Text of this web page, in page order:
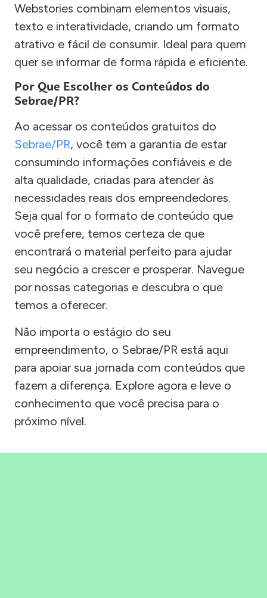
Webstories combinam elementos visuais,
texto e interatividade, criando um formato
atrativo e fácil de consumir. Ideal para quem
quer se informar de forma rápida e eficiente.
Por Que Escolher os Conteúdos do
Sebrae/PR?
Ao acessar os conteúdos gratuitos do
Sebrae/PR, você tem a garantia de estar
consumindo informações confiáveis e de
alta qualidade, criadas para atender às
necessidades reais dos empreendedores.
Seja qual for o formato de conteúdo que
você prefere, temos certeza de que
encontrará o material perfeito para ajudar
seu negócio a crescer e prosperar. Navegue
por nossas categorias e descubra o que
temos a oferecer.
Não importa o estágio do seu
empreendimento, o Sebrae/PR está aqui
para apoiar sua jornada com conteúdos que
fazem a diferença. Explore agora e leve o
conhecimento que você precisa para o
próximo nível.